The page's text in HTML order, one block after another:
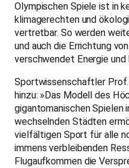
Olympischen Spiele ist in
klimagerechten und
vertretbar. So werden
und auch die Errichtung
verschwendet Energie und
Sportwissenschaftler
hinzu: »Das Modell des
gigantomanischen Spielen
wechselnden Städten
vielfältigen Sport für alle
immens verbleibenden
Flugaufkommen die